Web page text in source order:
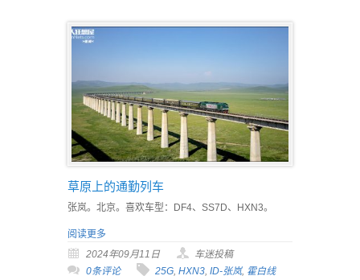
草原上的通勤列车
张岚。北京。喜欢车型：DF4、SS7D、HXN3。
阅读更多
2024年09月11日
车迷投稿
0条评论
25G HXN3 ID-张岚, 霍白线